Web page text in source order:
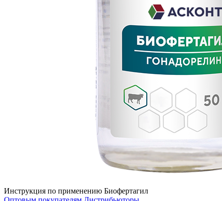
Инструкция по применению Биофертагил